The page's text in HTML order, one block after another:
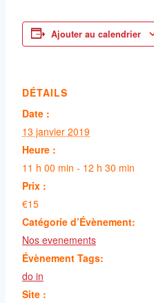
Ajouter au calendrier
DÉTAILS
Date :
13 janvier 2019
Heure :
11 h 00 min - 12 h 30 min
Prix :
€15
Catégorie d’Évènement:
Nos evenements
Évènement Tags:
do in
Site :